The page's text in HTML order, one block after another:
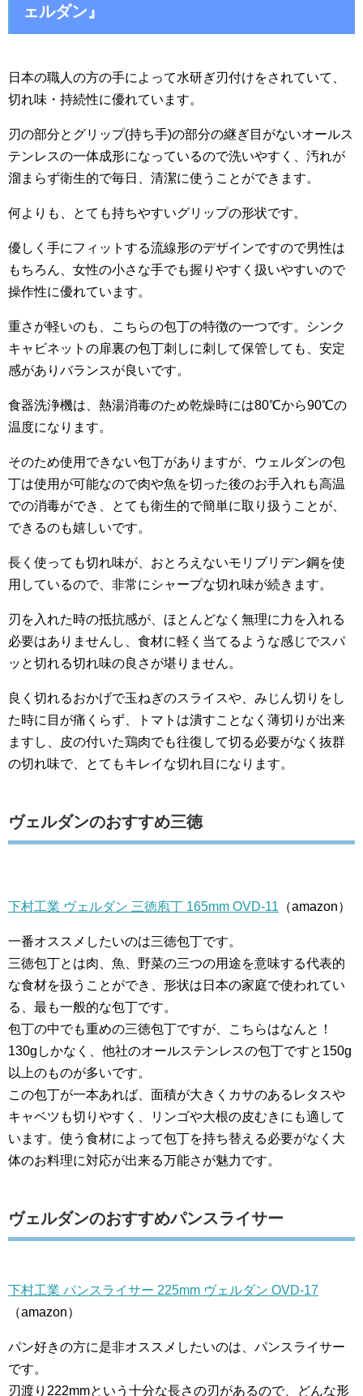
ェルダン』
日本の職人の方の手によって水研ぎ刃付けをされていて、
切れ味・持続性に優れています。
刃の部分とグリップ(持ち手)の部分の継ぎ目がないオールス
テンレスの一体成形になっているので洗いやすく、汚れが
溜まらず衛生的で毎日、清潔に使うことができます。
何よりも、とても持ちやすいグリップの形状です。
優しく手にフィットする流線形のデザインですので男性は
もちろん、女性の小さな手でも握りやすく扱いやすいので
操作性に優れています。
重さが軽いのも、こちらの包丁の特徴の一つです。シンク
キャビネットの扉裏の包丁刺しに刺して保管しても、安定
感がありバランスが良いです。
食器洗浄機は、熱湯消毒のため乾燥時には80℃から90℃の
温度になります。
そのため使用できない包丁がありますが、ウェルダンの包
丁は使用が可能なので肉や魚を切った後のお手入れも高温
での消毒ができ、とても衛生的で簡単に取り扱うことが、
できるのも嬉しいです。
長く使っても切れ味が、おとろえないモリブリデン鋼を使
用しているので、非常にシャープな切れ味が続きます。
刃を入れた時の抵抗感が、ほとんどなく無理に力を入れる
必要はありませんし、食材に軽く当てるような感じでスパ
ッと切れる切れ味の良さが堪りません。
良く切れるおかげで玉ねぎのスライスや、みじん切りをし
た時に目が痛くらず、トマトは潰すことなく薄切りが出来
ますし、皮の付いた鶏肉でも往復して切る必要がなく抜群
の切れ味で、とてもキレイな切れ目になります。
ヴェルダンのおすすめ三徳
下村工業 ヴェルダン 三徳庖丁 165mm OVD-11 （amazon）
一番オススメしたいのは三徳包丁です。
三徳包丁とは肉、魚、野菜の三つの用途を意味する代表的
な食材を扱うことができ、形状は日本の家庭で使われてい
る、最も一般的な包丁です。
包丁の中でも重めの三徳包丁ですが、こちらはなんと！
130gしかなく、他社のオールステンレスの包丁ですと150g
以上のものが多いです。
この包丁が一本あれば、面積が大きくカサのあるレタスや
キャベツも切りやすく、リンゴや大根の皮むきにも適して
います。使う食材によって包丁を持ち替える必要がなく大
体のお料理に対応が出来る万能さが魅力です。
ヴェルダンのおすすめパンスライサー
下村工業 パンスライサー 225mm ヴェルダン OVD-17
（amazon）
パン好きの方に是非オススメしたいのは、パンスライサー
です。
刃渡り222mmという十分な長さの刃があるので、どんな形